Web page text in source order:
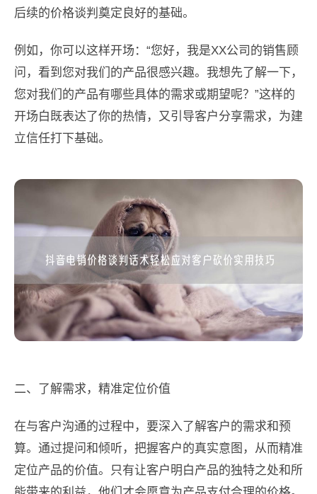
后续的价格谈判奠定良好的基础。
例如，你可以这样开场：“您好，我是XX公司的销售顾
问，看到您对我们的产品很感兴趣。我想先了解一下，
您对我们的产品有哪些具体的需求或期望呢？”这样的
开场白既表达了你的热情，又引导客户分享需求，为建
立信任打下基础。
二、了解需求，精准定位价值
在与客户沟通的过程中，要深入了解客户的需求和预
算。通过提问和倾听，把握客户的真实意图，从而精准
定位产品的价值。只有让客户明白产品的独特之处和所